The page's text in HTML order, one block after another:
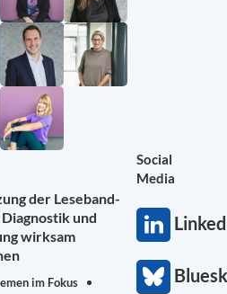
der Leseband-
und
wirksam
im Fokus
Social
Media